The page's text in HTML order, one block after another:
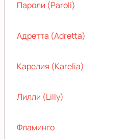
Пароли (Paroli)
Адретта (Adretta)
Карелия (Karelia)
Лилли (Lilly)
Фламинго